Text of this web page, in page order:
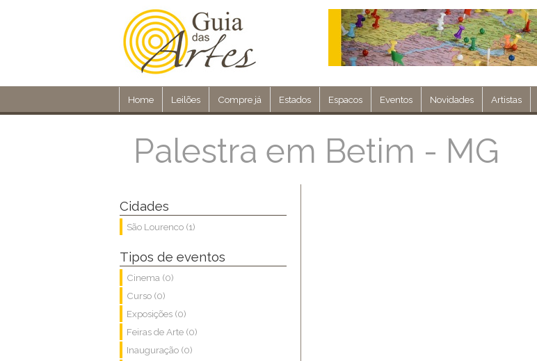
Home Leilões Compre já Estados Espacos Eventos Novidades Artistas
Palestra em Betim - MG
Cidades
São Lourenco (1)
Tipos de eventos
Cinema (0)
Curso (0)
Exposições (0)
Feiras de Arte (0)
Inauguração (0)